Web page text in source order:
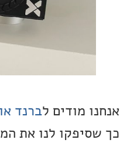
אנחנו מודים לברנד
כך שסיפקו לנו את